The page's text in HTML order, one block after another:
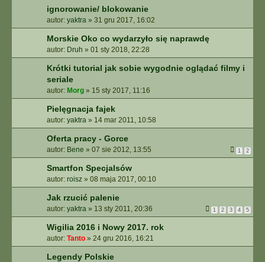
ignorowanie/ blokowanie
autor: yaktra » 31 gru 2017, 16:02
Morskie Oko co wydarzyło się naprawdę
autor: Druh » 01 sty 2018, 22:28
Krótki tutorial jak sobie wygodnie oglądać filmy i
seriale
autor: Morg » 15 sty 2017, 11:16
Pielęgnacja fajek
autor: yaktra » 14 mar 2011, 10:58
Oferta pracy - Gorce
autor: Bene » 07 sie 2012, 13:55 1 2
Smartfon Specjalsów
autor: roisz » 08 maja 2017, 00:10
Jak rzucić palenie
autor: yaktra » 13 sty 2011, 20:36 1 2 3 4 5
Wigilia 2016 i Nowy 2017. rok
autor: Tanto » 24 gru 2016, 16:21
Legendy Polskie